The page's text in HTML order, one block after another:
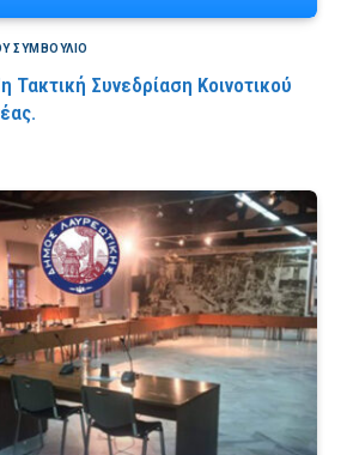
ΣΥΜΒΟΎΛΙΟ
Τακτική Συνεδρίαση Κοινοτικού